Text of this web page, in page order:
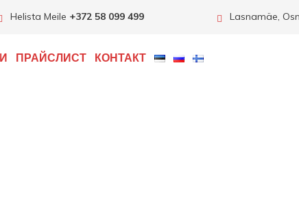
Helista Meile +372 58 099 499 Lasnamäe,
ПРАЙСЛИСТ КОНТАКТ